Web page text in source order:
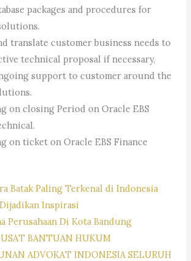
packages and procedures for
translate customer business needs to
technical proposal if necessary,
support to customer around the
on closing Period on Oracle EBS
on ticket on Oracle EBS Finance
Batak Paling Terkenal di Indonesia
Inspirasi
Perusahaan Di Kota Bandung
BANTUAN HUKUM
ADVOKAT INDONESIA SELURUH